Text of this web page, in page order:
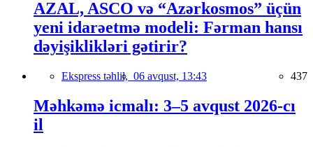
AZAL, ASCO və “Azərkosmos” üçün
yeni idarəetmə modeli: Fərman hansı
dəyişiklikləri gətirir?
Ekspress təhlil, 06 avqust, 13:43 437
Məhkəmə icmalı: 3–5 avqust 2026-cı
il